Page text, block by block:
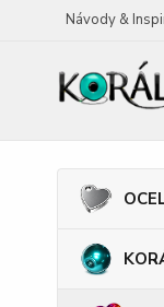
Návody &